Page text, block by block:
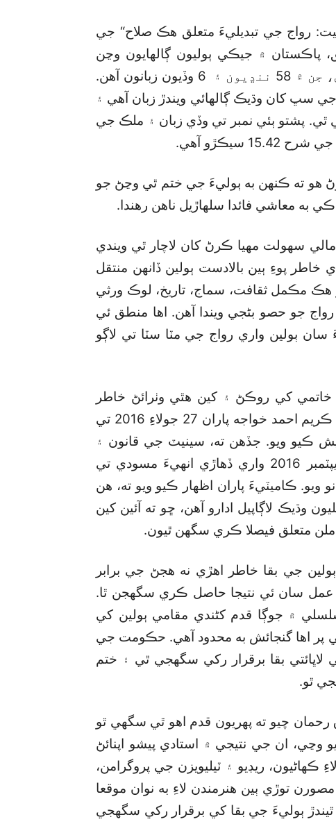
رواج جي تبديليءَ متعلق هڪ صلاح“ جي
پاڪستان ۾ جيڪي ٻوليون ڳالهايون وڃن
ٿيون انهن جو ڪل تعداد گھٽ ۾ گھٽ 64 آهي، جن ۾ 58 ننڍيون ۽ 6 وڏيون زبانون آهن.
جي سڀ کان وڌيڪ ڳالهائي ويندڙ زبان آهي ۽
ڳالهائي ٿي. پشتو ٻئي نمبر تي وڏي زبان ۽ ملڪ جي
سيڪڙو آهي.
هو ته ڪنهن به ٻوليءَ جي ختم ٿي وڃڻ جو
معاشي فائدا سلهاڙيل ناهن رهندا.
سهولت مهيا ڪرڻ کان لاچار ٿي ويندي
خاطر پوءِ ٻين بالادست ٻولين ڏانهن منتقل
هڪ مڪمل ثقافت، سماج، تاريخ، لوڪ ورثي
جو حصو بڻجي ويندا آهن. اها منطق ئي
ٻولين واري رواج جي مٽا سٽا تي لاڳو
خاتمي کي روڪڻ ۽ کين هٿي وٺرائڻ خاطر
پاڪستان پيپلزپارٽيءَ سان تعلق رکندڙ سينيٽر ڪريم احمد خواجه پاران 27 جولاءِ 2016 تي
ڪيو ويو. جڏهن ته، سينيٽ جي قانون ۽
انصاف واري قائمه ڪاميٽيءَ پاران پهرين سيپٽمبر 2016 واري ڏهاڙي انهيءَ مسودي تي
ڪاميٽيءَ پاران اظهار ڪيو ويو ته، هن
وڌيڪ لاڳاپيل ادارو آهن، ڇو ته آئين کين
متعلق فيصلا ڪري سگھن ٿيون.
جي بقا خاطر اهڙي نه هجڻ جي برابر
عمل سان ئي نتيجا حاصل ڪري سگھجن ٿا.
۾ جوڳا قدم کڻندي مقامي ٻولين کي
پر اها گنجائش به محدود آهي. حڪومت جي
بقا برقرار رکي سگھجي ٿي ۽ ختم
ٿو.
رحمان چيو ته پهريون قدم اهو ٿي سگھي ٿو
وڃي، ان جي نتيجي ۾ استادي پيشو اپنائڻ
ڪهاڻيون، ريڊيو ۽ ٽيليويزن جي پروگرامن،
توڙي ٻين هنرمندن لاءِ به نوان موقعا
ٻوليءَ جي بقا کي برقرار رکي سگھجي